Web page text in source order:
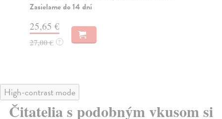
Zasielame do 14 dní
25,65 €
27,00 € ?
High-contrast mode
Čitatelia s podobným vkusom si